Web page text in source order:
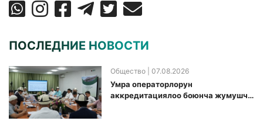
ПОСЛЕДНИЕ НОВОСТИ
Общество | 07.08.2026
Умра операторлорун
аккредитациялоо боюнча жумушчу